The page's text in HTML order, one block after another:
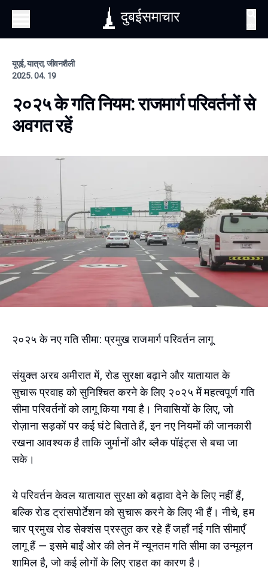
दुबईसमाचार
यूएई, यात्रा, जीवनशैली
2025. 04. 19
२०२५ के गति नियम: राजमार्ग परिवर्तनों से
अवगत रहें
२०२५ के नए गति सीमा: प्रमुख राजमार्ग परिवर्तन लागू
संयुक्त अरब अमीरात में, रोड सुरक्षा बढ़ाने और यातायात के
सुचारू प्रवाह को सुनिश्चित करने के लिए २०२५ में महत्वपूर्ण गति
सीमा परिवर्तनों को लागू किया गया है। निवासियों के लिए, जो
रोज़ाना सड़कों पर कई घंटे बिताते हैं, इन नए नियमों की जानकारी
रखना आवश्यक है ताकि जुर्मानों और ब्लैक पॉइंट्स से बचा जा
सके।
ये परिवर्तन केवल यातायात सुरक्षा को बढ़ावा देने के लिए नहीं हैं,
बल्कि रोड ट्रांसपोर्टेशन को सुचारू करने के लिए भी हैं। नीचे, हम
चार प्रमुख रोड सेक्शंस प्रस्तुत कर रहे हैं जहाँ नई गति सीमाएँ
लागू हैं — इसमे बाईं ओर की लेन में न्यूनतम गति सीमा का उन्मूलन
शामिल है, जो कई लोगों के लिए राहत का कारण है।